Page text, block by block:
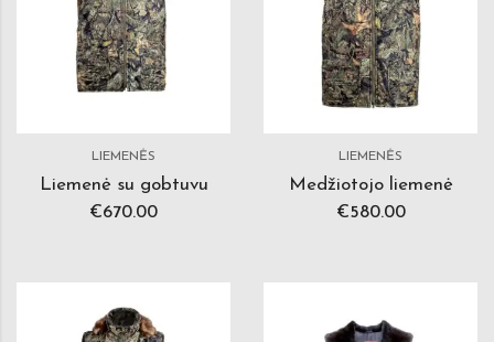
LIEMENĖS
Liemenė su gobtuvu
€670.00
LIEMENĖS
Medžiotojo liemenė
€580.00